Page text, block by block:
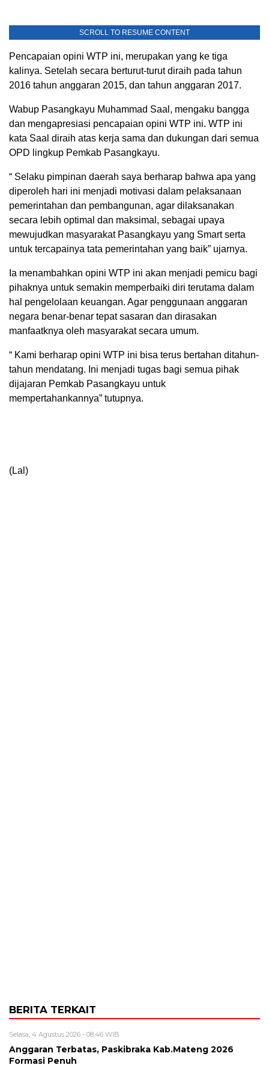
SCROLL TO RESUME CONTENT
Pencapaian opini WTP ini, merupakan yang ke tiga
kalinya. Setelah secara berturut-turut diraih pada tahun
2016 tahun anggaran 2015, dan tahun anggaran 2017.
Wabup Pasangkayu Muhammad Saal, mengaku bangga
dan mengapresiasi pencapaian opini WTP ini. WTP ini
kata Saal diraih atas kerja sama dan dukungan dari semua
OPD lingkup Pemkab Pasangkayu.
“ Selaku pimpinan daerah saya berharap bahwa apa yang
diperoleh hari ini menjadi motivasi dalam pelaksanaan
pemerintahan dan pembangunan, agar dilaksanakan
secara lebih optimal dan maksimal, sebagai upaya
mewujudkan masyarakat Pasangkayu yang Smart serta
untuk tercapainya tata pemerintahan yang baik” ujarnya.
Ia menambahkan opini WTP ini akan menjadi pemicu bagi
pihaknya untuk semakin memperbaiki diri terutama dalam
hal pengelolaan keuangan. Agar penggunaan anggaran
negara benar-benar tepat sasaran dan dirasakan
manfaatknya oleh masyarakat secara umum.
“ Kami berharap opini WTP ini bisa terus bertahan ditahun-
tahun mendatang. Ini menjadi tugas bagi semua pihak
dijajaran Pemkab Pasangkayu untuk
mempertahankannya” tutupnya.
(Lal)
BERITA TERKAIT
Selasa, 4 Agustus 2026 - 08:46 WIB
Anggaran Terbatas, Paskibraka Kab.Mateng 2026
Formasi Penuh